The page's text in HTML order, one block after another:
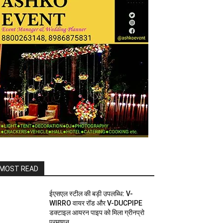
READ
ईएसएल स्टील की बड़ी उपलब्धि: V-
WIRRO वायर रॉड और V-DUCPIPE
डक्टाइल आयरन पाइप को मिला ग्रीनप्रो